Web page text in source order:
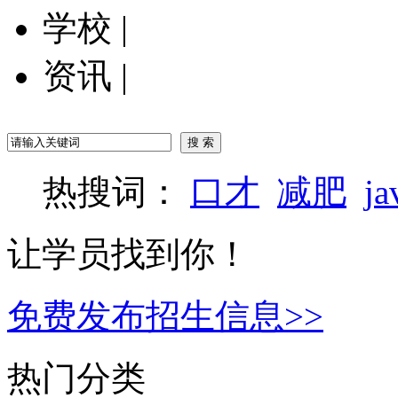
学校 |
资讯 |
热搜词： 口才 减肥
让学员找到你！
免费发布招生信息>>
热门分类